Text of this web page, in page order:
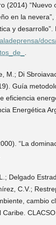
(2014) “Nuevo
en la
y desarrollo”.
M.; Di
Guía
eficiencia
Energética
“La
Delgado
C.V.;
cambio